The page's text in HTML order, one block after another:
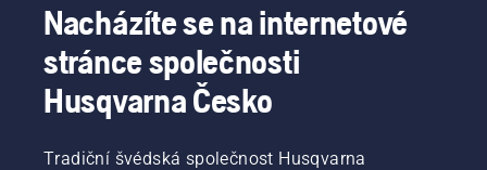
Nacházíte se na internetové
stránce společnosti
Husqvarna Česko
Tradiční švédská společnost Husqvarna